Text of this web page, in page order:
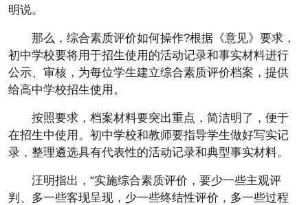
明说。
那么，综合素质评价如何操作?根据《意见》要求，
初中学校要将用于招生使用的活动记录和事实材料进行
公示、审核，为每位学生建立综合素质评价档案，提供
给高中学校招生使用。
按照要求，档案材料要突出重点，简洁明了，便于
在招生中使用。初中学校和教师要指导学生做好写实记
录，整理遴选具有代表性的活动记录和典型事实材料。
汪明指出，“实施综合素质评价，要少一些主观评
判、多一些客现呈现，少一些终结性评价，多一些过程